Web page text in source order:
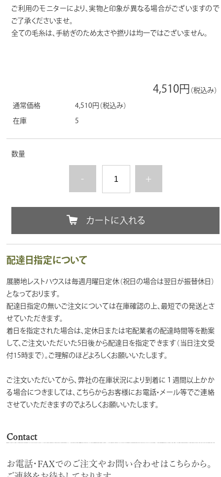
ご利用のモニターにより、実物と印象が異なる場合がございますので
ご了承くださいませ。
全ての毛糸は、手紡ぎのため太さや撚りは均一ではございません。
4,510円 （税込み）
通常価格 4,510円 （税込み）
在庫 5
数量
- +
カートに入れる
配達日指定について
展勝地レストハウスは毎週月曜日定休（祝日の場合は翌日が振替休日）
となっております。
配達日指定の無いご注文については在庫確認の上、最短での発送とさ
せていただきます。
着日を指定された場合は、定休日または宅配業者の配達時間等を勘案
して、ご注文いただいた5日後から配達日を指定できます（当日注文受
付15時まで）。ご理解のほどよろしくお願いいたします。
ご注文いただいてから、弊社の在庫状況により到着に１週間以上かか
る場合につきましては、こちらからお客様にお電話・メール等でご連絡
させていただきますのでよろしくお願いいたします。
Contact
お電話・FAXでのご注文やお問い合わせはこちらから。